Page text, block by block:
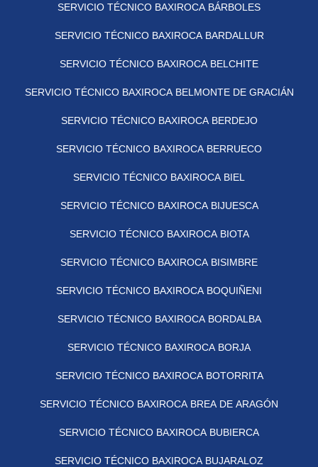
SERVICIO TÉCNICO BAXIROCA BÁRBOLES
SERVICIO TÉCNICO BAXIROCA BARDALLUR
SERVICIO TÉCNICO BAXIROCA BELCHITE
SERVICIO TÉCNICO BAXIROCA BELMONTE DE GRACIÁN
SERVICIO TÉCNICO BAXIROCA BERDEJO
SERVICIO TÉCNICO BAXIROCA BERRUECO
SERVICIO TÉCNICO BAXIROCA BIEL
SERVICIO TÉCNICO BAXIROCA BIJUESCA
SERVICIO TÉCNICO BAXIROCA BIOTA
SERVICIO TÉCNICO BAXIROCA BISIMBRE
SERVICIO TÉCNICO BAXIROCA BOQUIÑENI
SERVICIO TÉCNICO BAXIROCA BORDALBA
SERVICIO TÉCNICO BAXIROCA BORJA
SERVICIO TÉCNICO BAXIROCA BOTORRITA
SERVICIO TÉCNICO BAXIROCA BREA DE ARAGÓN
SERVICIO TÉCNICO BAXIROCA BUBIERCA
SERVICIO TÉCNICO BAXIROCA BUJARALOZ